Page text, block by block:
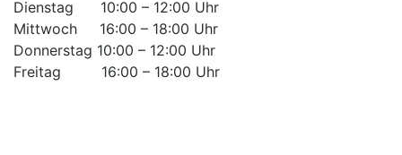
Dienstag 10:00 – 12:00 Uhr
Mittwoch 16:00 – 18:00 Uhr
Donnerstag 10:00 – 12:00 Uhr
Freitag 16:00 – 18:00 Uhr